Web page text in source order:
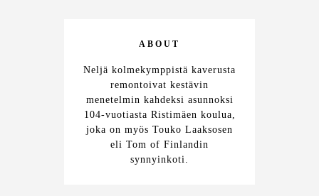
ABOUT
Neljä kolmekymppistä kaverusta
remontoivat kestävin
menetelmin kahdeksi asunnoksi
104-vuotiasta Ristimäen koulua,
joka on myös Touko Laaksosen
eli Tom of Finlandin
synnyinkoti.